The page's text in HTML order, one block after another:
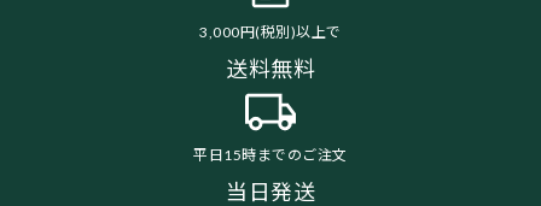
3,000円(税別)以上で
送料無料
平日15時までのご注文
当日発送